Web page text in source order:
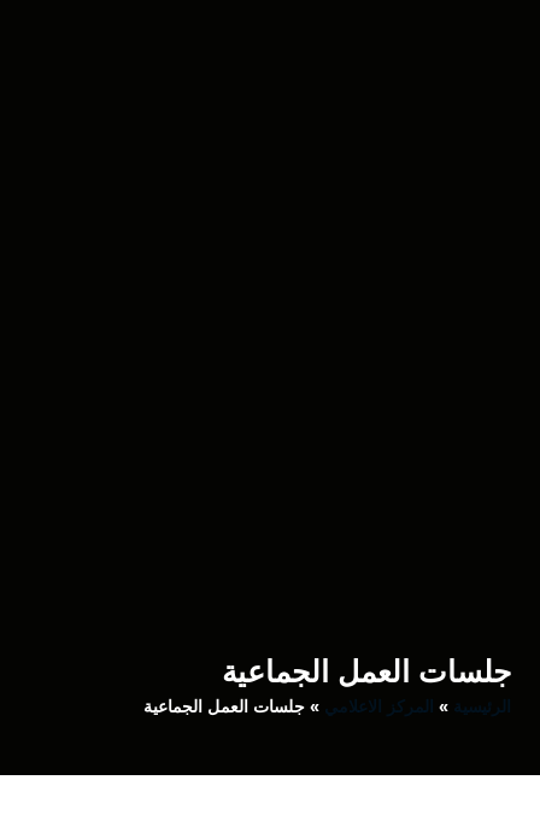
جلسات العمل الجماعية
الرئيسية » المركز الاعلامي » جلسات العمل الجماعية